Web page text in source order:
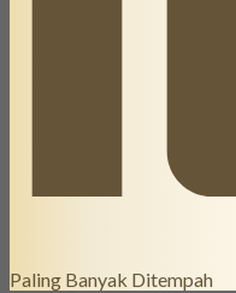
Paling Banyak Ditempah